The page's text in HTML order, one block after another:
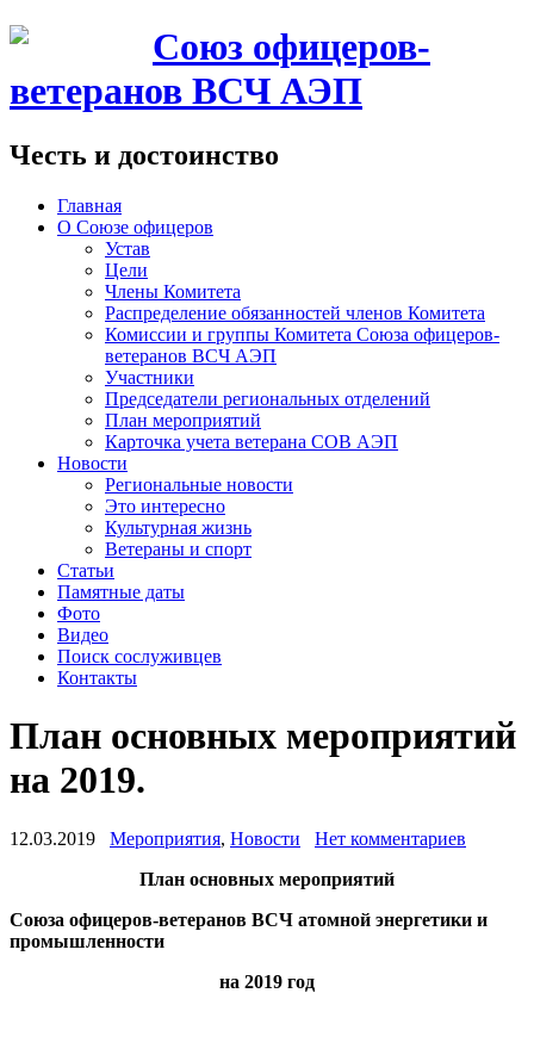
Союз офицеров-
ветеранов ВСЧ АЭП
Честь и достоинство
Главная
О Союзе офицеров
Устав
Цели
Члены Комитета
Распределение обязанностей членов Комитета
Комиссии и группы Комитета Союза офицеров-
ветеранов ВСЧ АЭП
Участники
Председатели региональных отделений
План мероприятий
Карточка учета ветерана CОВ АЭП
Новости
Региональные новости
Это интересно
Культурная жизнь
Ветераны и спорт
Статьи
Памятные даты
Фото
Видео
Поиск сослуживцев
Контакты
План основных мероприятий
на 2019.
12.03.2019 Мероприятия, Новости
Нет комментариев
План основных мероприятий
Союза офицеров-ветеранов ВСЧ атомной энергетики и
промышленности
на 2019 год